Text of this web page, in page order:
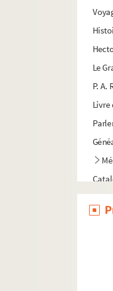
Le
P.
Livre